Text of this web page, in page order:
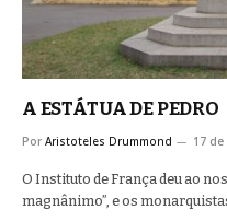
A ESTÁTUA DE PEDRO
Por Aristoteles Drummond 17
O Instituto de França deu ao
magnânimo”, e os